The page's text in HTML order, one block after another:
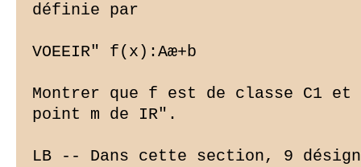
définie par
VOEEIR" f(x):Aæ+b
Montrer que f est de classe C1
point m de IR".
LB -- Dans cette section, 9